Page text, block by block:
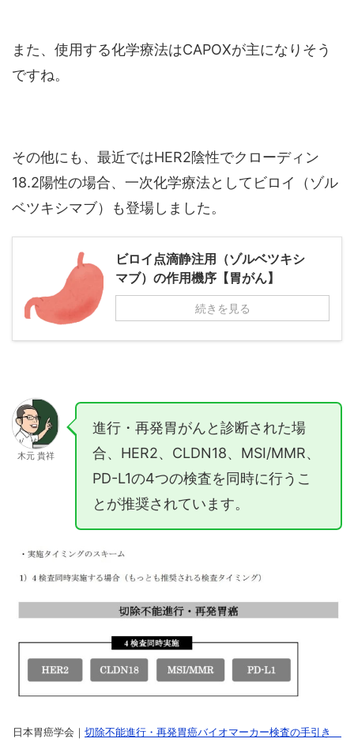
また、使用する化学療法はCAPOXが主になりそう
ですね。
その他にも、最近ではHER2陰性でクローディン
18.2陽性の場合、一次化学療法としてビロイ（ゾル
ベツキシマブ）も登場しました。
ビロイ点滴静注用（ゾルベツキシ
マブ）の作用機序【胃がん】
続きを見る
木元 貴祥
進行・再発胃がんと診断された場
合、HER2、CLDN18、MSI/MMR、
PD-L1の4つの検査を同時に行うこ
とが推奨されています。
日本胃癌学会｜ 切除不能進行・再発胃癌バイオマーカー検査の手引き